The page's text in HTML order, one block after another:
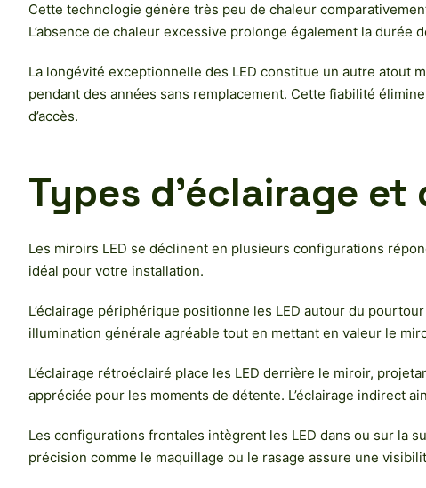
Cette technologie génère très peu de chaleur
L’absence de chaleur excessive prolonge également la
La longévité exceptionnelle des LED constitue un autre atout
pendant des années sans remplacement. Cette fiabilité
d’accès.
Types d’éclairage
Les miroirs LED se déclinent en plusieurs configurations
idéal pour votre installation.
L’éclairage périphérique positionne les LED autour du
illumination générale agréable tout en mettant en valeur le
L’éclairage rétroéclairé place les LED derrière le miroir,
appréciée pour les moments de détente. L’éclairage indirect
Les configurations frontales intègrent les LED dans ou sur la
précision comme le maquillage ou le rasage assure une